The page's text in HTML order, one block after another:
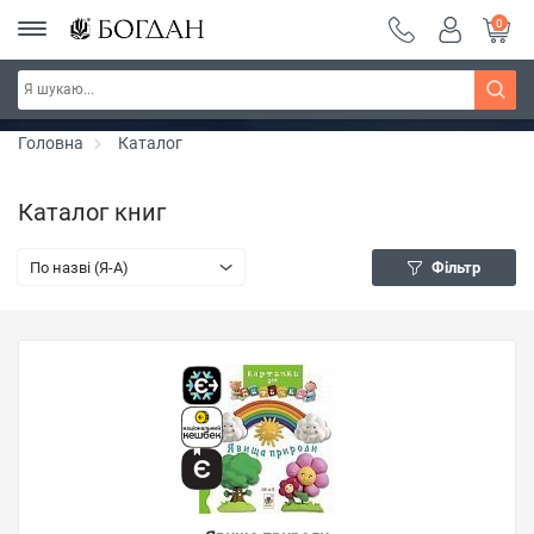
РОЗПРОДАЖ ~ 150 грн ~ 200 грн ~ 250 грн ~
300 грн ~ РОЗПРОДАЖ
Дізнатись більше
0
Головна Каталог
Каталог книг
По назві (Я-А) Фільтр